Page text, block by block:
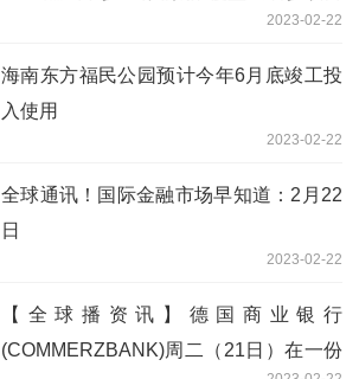
2023-02-22
海南东方福民公园预计今年6月底竣工投
入使用
2023-02-22
全球通讯！国际金融市场早知道：2月22
日
2023-02-22
【全球播资讯】德国商业银行
(COMMERZBANK)周二（21日）在一份